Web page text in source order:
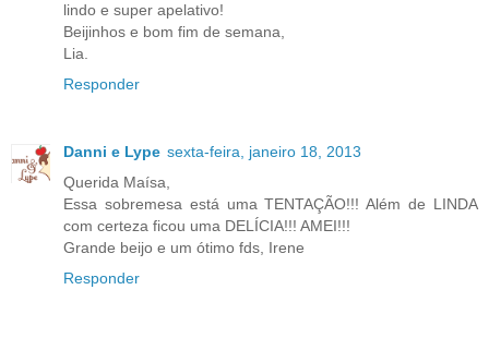
lindo e super apelativo!
Beijinhos e bom fim de semana,
Lia.
Responder
Danni e Lype sexta-feira, janeiro 18, 2013
Querida Maísa,
Essa sobremesa está uma TENTAÇÃO!!! Além de LINDA
com certeza ficou uma DELÍCIA!!! AMEI!!!
Grande beijo e um ótimo fds, Irene
Responder